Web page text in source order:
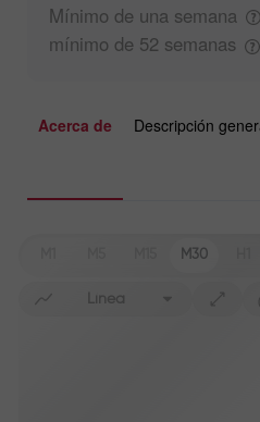
Mínimo de una semana
mínimo de 52 semanas
Acerca de Descripción
M30
Línea